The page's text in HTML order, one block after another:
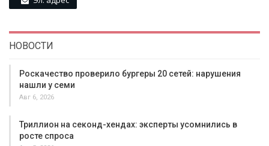
НОВОСТИ
Роскачество проверило бургеры 20 сетей: нарушения
нашли у семи
Авг 6, 2026
Триллион на секонд-хендах: эксперты усомнились в
росте спроса